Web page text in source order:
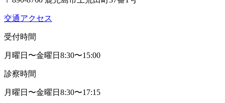
交通アクセス
受付時間
月曜日〜金曜日 8:30〜15:00
診察時間
月曜日〜金曜日 8:30〜17:15